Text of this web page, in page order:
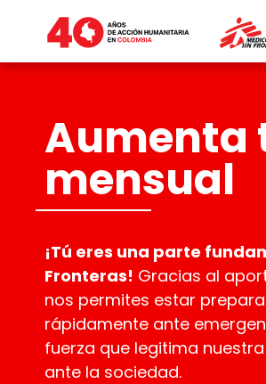
Aumenta
mensual
¡Tú eres una parte
Fronteras! Gracias al
nos permites estar
rápidamente ante
fuerza que legitima
ante la sociedad.